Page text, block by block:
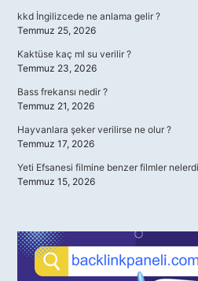
kkd İngilizcede ne anlama gelir ?
Temmuz 25, 2026
Kaktüse kaç ml su verilir ?
Temmuz 23, 2026
Bass frekansı nedir ?
Temmuz 21, 2026
Hayvanlara şeker verilirse ne olur ?
Temmuz 17, 2026
Yeti Efsanesi filmine benzer filmler
Temmuz 15, 2026